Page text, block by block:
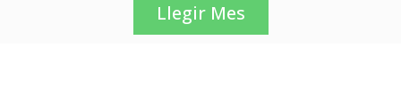
Llegir Mes